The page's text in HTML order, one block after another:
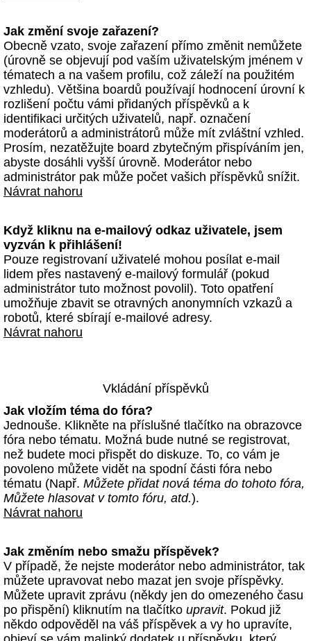
Jak změní svoje zařazení?
Obecně vzato, svoje zařazení přímo změnit nemůžete
(úrovně se objevují pod vaším uživatelským jménem v
tématech a na vašem profilu, což záleží na použitém
vzhledu). Většina boardů používají hodnocení úrovní k
rozlišení počtu vámi přidaných příspěvků a k
identifikaci určitých uživatelů, např. označení
moderátorů a administrátorů může mít zvláštní vzhled.
Prosím, nezatěžujte board zbytečným přispíváním jen,
abyste dosáhli vyšší úrovně. Moderátor nebo
administrátor pak může počet vašich příspěvků snížit.
Návrat nahoru
Když kliknu na e-mailový odkaz uživatele, jsem
vyzván k přihlášení!
Pouze registrovaní uživatelé mohou posílat e-mail
lidem přes nastavený e-mailový formulář (pokud
administrátor tuto možnost povolil). Toto opatření
umožňuje zbavit se otravných anonymních vzkazů a
robotů, které sbírají e-mailové adresy.
Návrat nahoru
Vkládání příspěvků
Jak vložím téma do fóra?
Jednouše. Klikněte na příslušné tlačítko na obrazovce
fóra nebo tématu. Možná bude nutné se registrovat,
než budete moci přispět do diskuze. To, co vám je
povoleno můžete vidět na spodní části fóra nebo
tématu (Např. Můžete přidat nová téma do tohoto fóra,
Můžete hlasovat v tomto fóru, atd.).
Návrat nahoru
Jak změním nebo smažu příspěvek?
V případě, že nejste moderátor nebo administrátor, tak
můžete upravovat nebo mazat jen svoje příspěvky.
Můžete upravit zprávu (někdy jen do omezeného času
po přispění) kliknutím na tlačítko upravit. Pokud již
někdo odpověděl na váš příspěvek a vy ho upravíte,